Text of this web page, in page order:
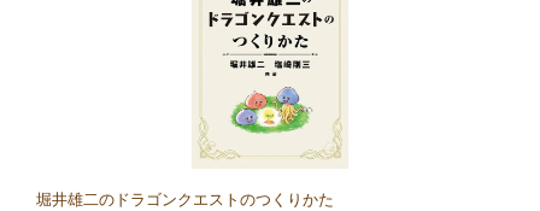
堀井雄二のドラゴンクエストのつくりかた